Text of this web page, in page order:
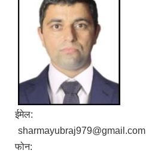
ईमेल:
sharmayubraj979@gmail.com
फोन: